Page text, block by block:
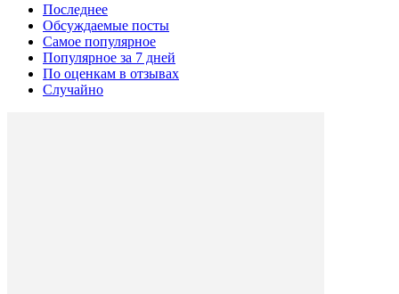
Последнее
Обсуждаемые посты
Самое популярное
Популярное за 7 дней
По оценкам в отзывах
Случайно